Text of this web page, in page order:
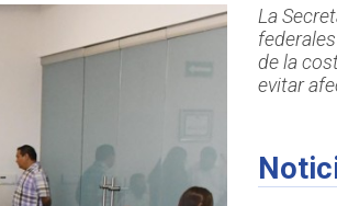
La
de la
evitar